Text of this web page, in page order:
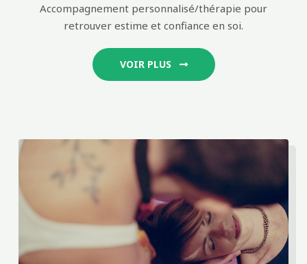
Accompagnement personnalisé/thérapie pour
retrouver estime et confiance en soi.
VOIR PLUS